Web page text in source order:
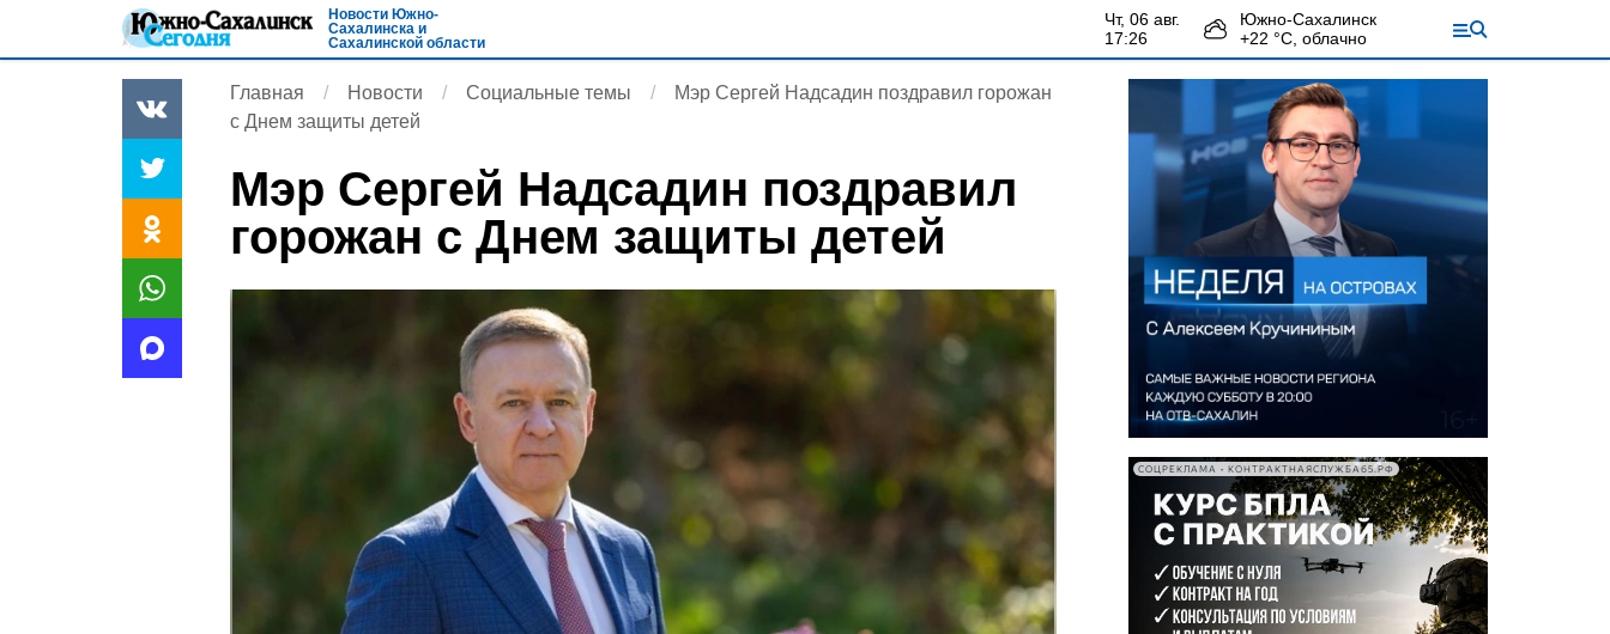
Новости Южно-
Сахалинска и
Сахалинской области
чт, 06 авг.
17:26
Южно-Сахалинск
+22 °С, облачно
Главная Новости Социальные темы
Мэр Сергей Надсадин поздравил горожан
с Днем защиты детей
Мэр Сергей Надсадин поздравил
горожан с Днем защиты детей
СОЦРЕКЛАМА • КОНТРАКТНАЯСЛУЖБА65.РФ